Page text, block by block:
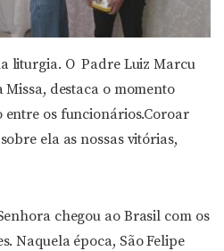
liturgia. O Padre Luiz Marcu
destaca o momento
entre os funcionários.Coroar
ela as nossas vitórias,
chegou ao Brasil com os
Naquela época, São Felipe